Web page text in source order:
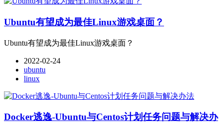
Ubuntu有望成为最佳Linux游戏桌面？
Ubuntu有望成为最佳Linux游戏桌面？
2022-02-24
ubuntu
linux
Docker逃逸-Ubuntu与Centos计划任务问题与解决办